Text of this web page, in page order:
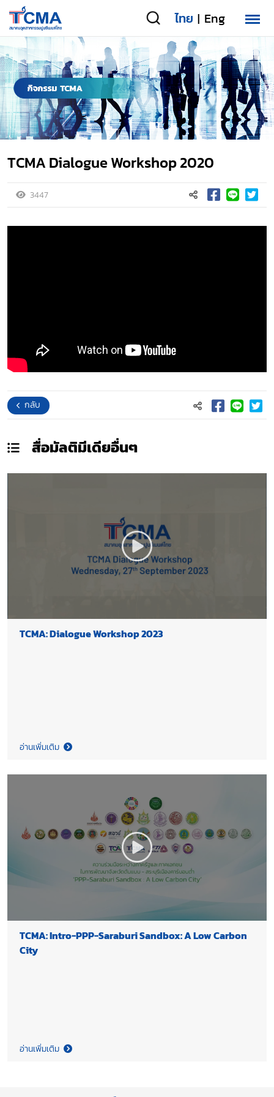
ไทย | Eng
TCMA Dialogue Workshop 2020
3447
กลับ
สื่อมัลติมีเดียอื่นๆ
TCMA: Dialogue Workshop 2023
อ่านเพิ่มเติม
TCMA: Intro-PPP-Saraburi Sandbox: A Low Carbon
City
อ่านเพิ่มเติม